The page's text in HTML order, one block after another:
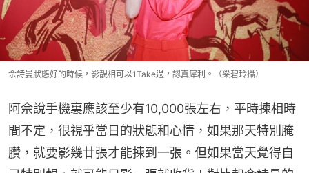
佘詩曼狀態好的時候，影靚相可以1Take過，認真犀利。（梁碧玲攝）
阿佘說手機裏應該至少有10,000張左右，平時揀相時
間不定，很視乎當日的狀態和心情，如果那天特別腌
臢，就要影幾廿張才能揀到一張。但如果當天覺得自